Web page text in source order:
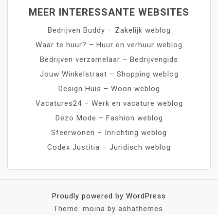
MEER INTERESSANTE WEBSITES
Bedrijven Buddy – Zakelijk weblog
Waar te huur? – Huur en verhuur weblog
Bedrijven verzamelaar – Bedrijvengids
Jouw Winkelstraat – Shopping weblog
Design Huis – Woon weblog
Vacatures24 – Werk en vacature weblog
Dezo Mode – Fashion weblog
Sfeerwonen – Inrichting weblog
Codex Justitia – Juridisch weblog
Proudly powered by WordPress
Theme: moina by ashathemes.